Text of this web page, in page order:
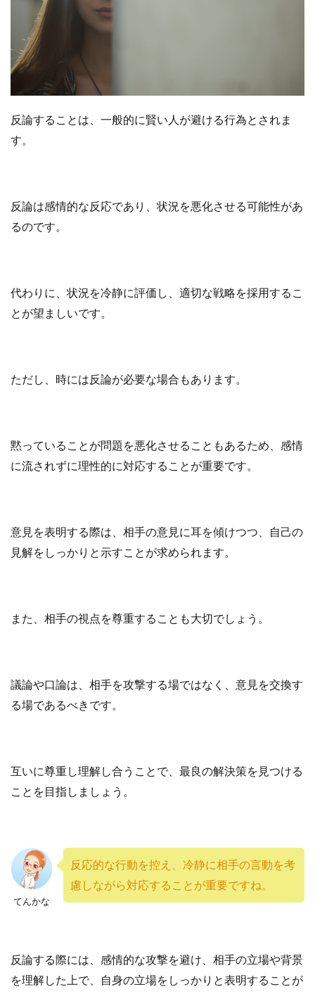
反論することは、一般的に賢い人が避ける行為とされま
す。
反論は感情的な反応であり、状況を悪化させる可能性があ
るのです。
代わりに、状況を冷静に評価し、適切な戦略を採用するこ
とが望ましいです。
ただし、時には反論が必要な場合もあります。
黙っていることが問題を悪化させることもあるため、感情
に流されずに理性的に対応することが重要です。
意見を表明する際は、相手の意見に耳を傾けつつ、自己の
見解をしっかりと示すことが求められます。
また、相手の視点を尊重することも大切でしょう。
議論や口論は、相手を攻撃する場ではなく、意見を交換す
る場であるべきです。
互いに尊重し理解し合うことで、最良の解決策を見つける
ことを目指しましょう。
てんかな
反応的な行動を控え、冷静に相手の言動を考
慮しながら対応することが重要ですね。
反論する際には、感情的な攻撃を避け、相手の立場や背景
を理解した上で、自身の立場をしっかりと表明することが